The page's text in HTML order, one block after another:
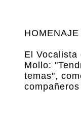
El Vocalista
Mollo:
temas",